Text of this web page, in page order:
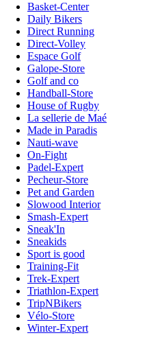
Basket-Center
Daily Bikers
Direct Running
Direct-Volley
Espace Golf
Galope-Store
Golf and co
Handball-Store
House of Rugby
La sellerie de Maé
Made in Paradis
Nauti-wave
On-Fight
Padel-Expert
Pecheur-Store
Pet and Garden
Slowood Interior
Smash-Expert
Sneak'In
Sneakids
Sport is good
Training-Fit
Trek-Expert
Triathlon-Expert
TripNBikers
Vélo-Store
Winter-Expert